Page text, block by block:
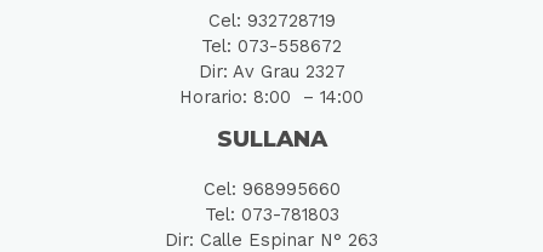
Cel: 932728719
Tel: 073-558672
Dir: Av Grau 2327
Horario: 8:00 – 14:00
SULLANA
Cel: 968995660
Tel: 073-781803
Dir: Calle Espinar N° 263